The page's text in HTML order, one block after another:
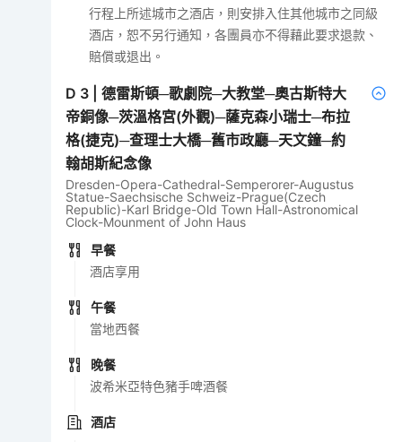
行程上所述城市之酒店，則安排入住其他城市之同級
酒店，恕不另行通知，各團員亦不得藉此要求退款、
賠償或退出。
D 3 |德雷斯頓─歌劇院─大教堂─奧古斯特大
帝銅像─茨溫格宮(外觀)─薩克森小瑞士─布拉
格(捷克)─查理士大橋─舊市政廳─天文鐘─約
翰胡斯紀念像
Dresden-Opera-Cathedral-Semperorer-Augustus
Statue-Saechsische Schweiz-Prague(Czech
Republic)-Karl Bridge-Old Town Hall-Astronomical
Clock-Mounment of John Haus
早餐
酒店享用
午餐
當地西餐
晚餐
波希米亞特色豬手啤酒餐
酒店